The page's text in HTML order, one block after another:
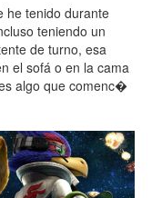
he tenido durante
teniendo un
de turno, esa
el sofá o en la cama
algo que comenc�